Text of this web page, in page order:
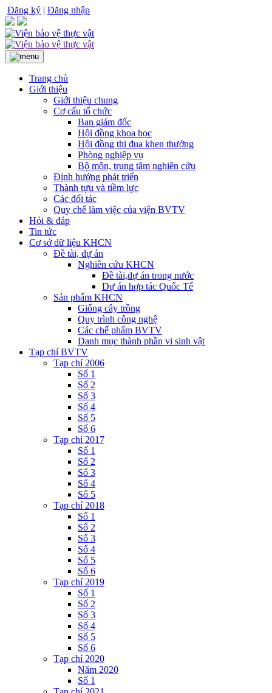
Đăng ký | Đăng nhập
Trang chủ
Giới thiệu
Giới thiệu chung
Cơ cấu tổ chức
Ban giám đốc
Hội đồng khoa học
Hội đồng thi đua khen thưởng
Phòng nghiệp vụ
Bộ môn, trung tâm nghiên cứu
Định hướng phát triển
Thành tựu và tiềm lực
Các đối tác
Quy chế làm việc của viện BVTV
Hỏi & đáp
Tin tức
Cơ sở dữ liệu KHCN
Đề tài, dự án
Nghiên cứu KHCN
Đề tài,dự án trong nước
Dự án hợp tác Quốc Tế
Sản phẩm KHCN
Giống cây trồng
Quy trình công nghệ
Các chế phẩm BVTV
Danh mục thành phần vi sinh vật
Tạp chí BVTV
Tạp chí 2006
Số 1
Số 2
Số 3
Số 4
Số 5
Số 6
Tạp chí 2017
Số 1
Số 2
Số 3
Số 4
Số 5
Tạp chí 2018
Số 1
Số 2
Số 3
Số 4
Số 5
Số 6
Tạp chí 2019
Số 1
Số 2
Số 3
Số 4
Số 5
Số 6
Tạp chí 2020
Năm 2020
Số 1